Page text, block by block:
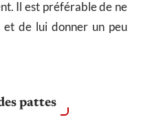
Il est préférable de ne
et de lui donner un peu
pattes